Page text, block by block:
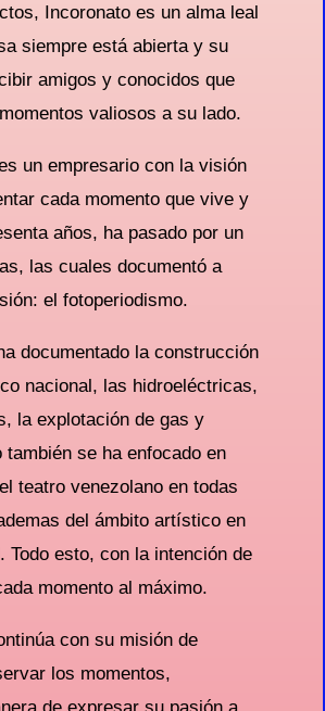
Incoronato es un alma leal
siempre está abierta y su
amigos y conocidos que
valiosos a su lado.
un empresario con la visión
cada momento que vive y
años, ha pasado por un
las cuales documentó a
el fotoperiodismo.
documentado la construcción
nacional, las hidroeléctricas,
la explotación de gas y
se ha enfocado en
teatro venezolano en todas
del ámbito artístico en
Todo esto, con la intención de
momento al máximo.
con su misión de
los momentos,
de expresar su pasión a